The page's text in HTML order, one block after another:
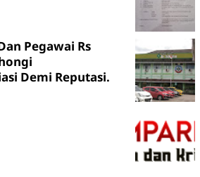
Pegawai Rs
Demi Reputasi.